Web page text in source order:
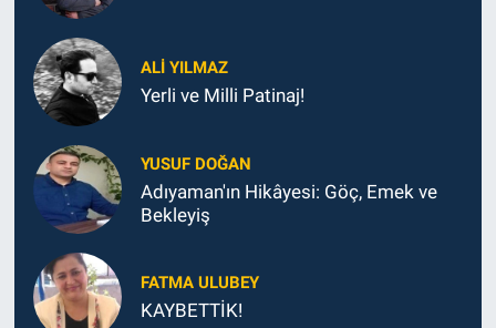
ALI YILMAZ
Yerli ve Milli Patinaj!
YUSUF DOĞAN
Adıyaman'ın Hikâyesi: Göç, Emek ve
Bekleyiş
FATMA ULUBEY
KAYBETTİK!